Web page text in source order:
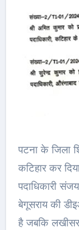
पटना के जिला
कटिहार कर
पदाधिकारी
बेगूसराय की
है जबकि